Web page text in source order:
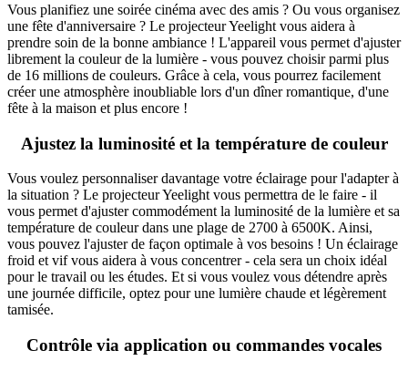
Vous planifiez une soirée cinéma avec des amis ? Ou vous organisez
une fête d'anniversaire ? Le projecteur Yeelight vous aidera à
prendre soin de la bonne ambiance ! L'appareil vous permet d'ajuster
librement la couleur de la lumière - vous pouvez choisir parmi plus
de 16 millions de couleurs. Grâce à cela, vous pourrez facilement
créer une atmosphère inoubliable lors d'un dîner romantique, d'une
fête à la maison et plus encore !
Ajustez la luminosité et la température de couleur
Vous voulez personnaliser davantage votre éclairage pour l'adapter à
la situation ? Le projecteur Yeelight vous permettra de le faire - il
vous permet d'ajuster commodément la luminosité de la lumière et sa
température de couleur dans une plage de 2700 à 6500K. Ainsi,
vous pouvez l'ajuster de façon optimale à vos besoins ! Un éclairage
froid et vif vous aidera à vous concentrer - cela sera un choix idéal
pour le travail ou les études. Et si vous voulez vous détendre après
une journée difficile, optez pour une lumière chaude et légèrement
tamisée.
Contrôle via application ou commandes vocales